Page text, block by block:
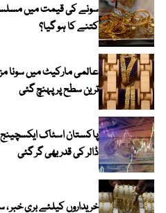
سونے کی قیمت میں مسلسل
کتنے کا ہو گیا؟
ترین سطح پر پہنچ گئی
پاکستان اسٹاک ایکسچینج
ڈالر کی قدر بھی گر گئی
خریداروں کیلئے بری خبر